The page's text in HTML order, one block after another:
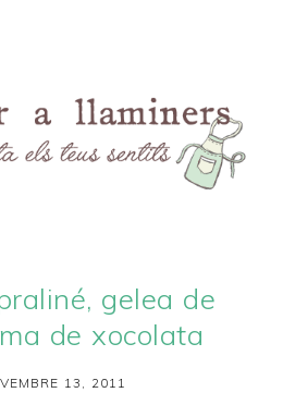
gelea de
de xocolata
13, 2011